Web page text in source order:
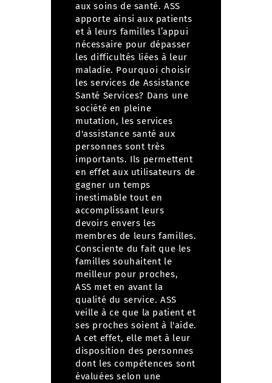
aux soins de santé. ASS
apporte ainsi aux patients
et à leurs familles l’appui
nécessaire pour dépasser
les difficultés liées à leur
maladie. Pourquoi choisir
les services de Assistance
Santé Services? Dans une
société en pleine
mutation, les services
d'assistance santé aux
personnes sont très
importants. Ils permettent
en effet aux utilisateurs de
gagner un temps
inestimable tout en
accomplissant leurs
devoirs envers les
membres de leurs familles.
Consciente du fait que les
familles souhaitent le
meilleur pour proches,
ASS met en avant la
qualité du service. ASS
veille à ce que la patient et
ses proches soient à l'aide.
A cet effet, elle met à leur
disposition des personnes
dont les compétences sont
évaluées selon une